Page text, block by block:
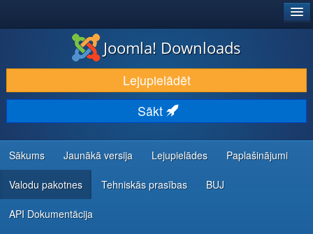
LEJUPIELĀDĒT UN PAPLAŠINĀT
ATKLĀJ UN IEMĀCIES
KOPIENA UN ATBALSTS
IZSTRĀDĀTĀJU RESURSI
Joomla! Downloads
Lejupielādēt
Sākt
Sākums Jaunākā versija Lejupielādes Paplašinājumi
Valodu pakotnes Tehniskās prasības BUJ
API Dokumentācija